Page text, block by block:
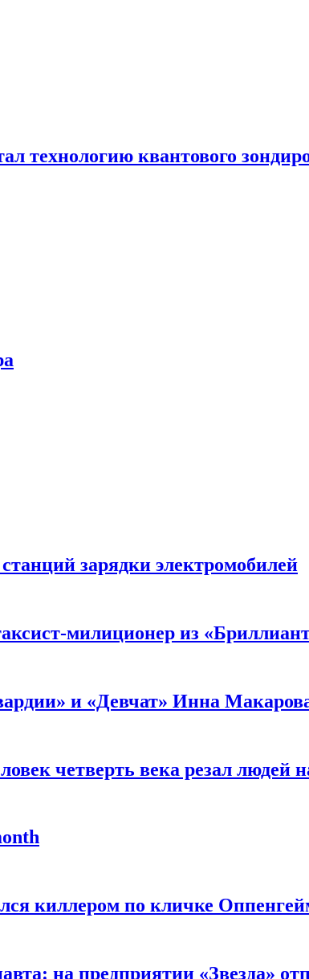
технологию квантового
зарядки электромобилей
милиционер из
и «Девчат» Инна
четверть века резал людей
киллером по кличке
на предприятии «Звезда»